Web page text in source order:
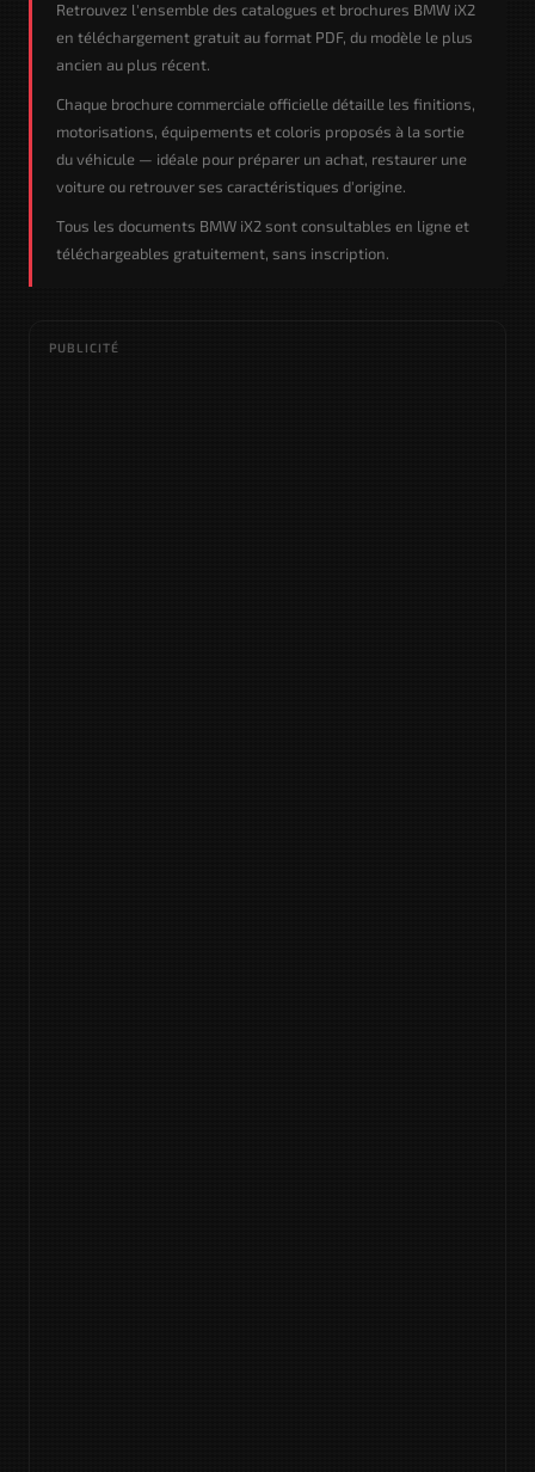
Retrouvez l'ensemble des catalogues et brochures BMW iX2
en téléchargement gratuit au format PDF, du modèle le plus
ancien au plus récent.
Chaque brochure commerciale officielle détaille les finitions,
motorisations, équipements et coloris proposés à la sortie
du véhicule — idéale pour préparer un achat, restaurer une
voiture ou retrouver ses caractéristiques d'origine.
Tous les documents BMW iX2 sont consultables en ligne et
téléchargeables gratuitement, sans inscription.
PUBLICITÉ